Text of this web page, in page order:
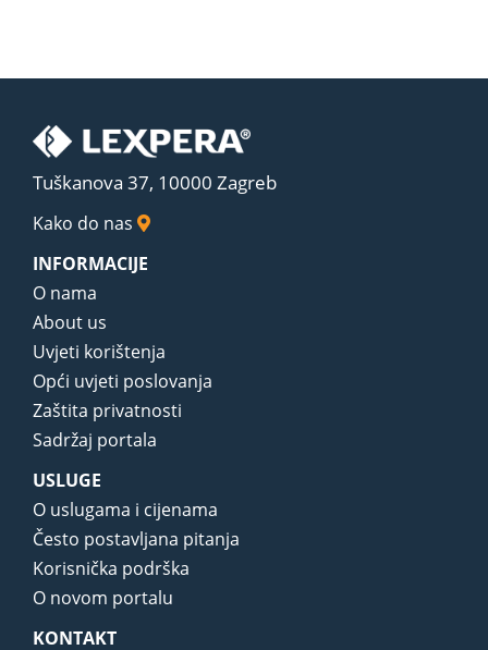
Tuškanova 37, 10000 Zagreb
Kako do nas
INFORMACIJE
O nama
About us
Uvjeti korištenja
Opći uvjeti poslovanja
Zaštita privatnosti
Sadržaj portala
USLUGE
O uslugama i cijenama
Često postavljana pitanja
Korisnička podrška
O novom portalu
KONTAKT